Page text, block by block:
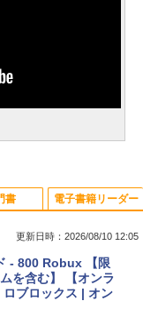
Neo A18 Proチッ
ブック：AIとAppl
設計、Liquid Ret
ユニファイドメモ
更新日時：2026/08/10 12:05
- 800 Robux 【限
を含む】 【オンラ
ブロックス | オン
書 電子書籍リーダー